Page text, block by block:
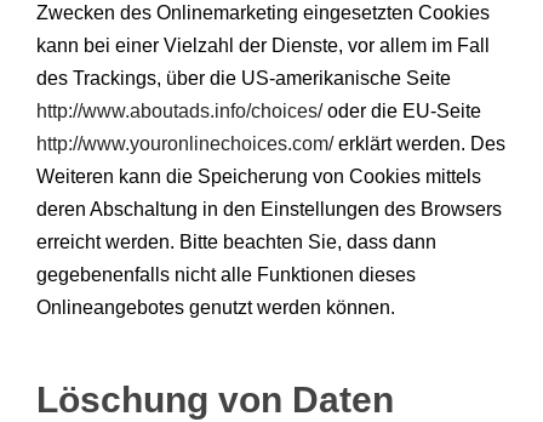
Zwecken des Onlinemarketing eingesetzten Cookies
kann bei einer Vielzahl der Dienste, vor allem im Fall
des Trackings, über die US-amerikanische Seite
http://www.aboutads.info/choices/oder die EU-Seite
http://www.youronlinechoices.com/erklärt werden. Des
Weiteren kann die Speicherung von Cookies mittels
deren Abschaltung in den Einstellungen des Browsers
erreicht werden. Bitte beachten Sie, dass dann
gegebenenfalls nicht alle Funktionen dieses
Onlineangebotes genutzt werden können.
Löschung von Daten